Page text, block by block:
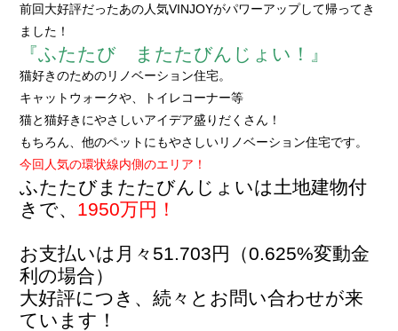
前回大好評だったあの人気VINJOYがパワーアップして帰ってき
ました！
『ふたたび またたびんじょい！』
猫好きのためのリノベーション住宅。
キャットウォークや、トイレコーナー等
猫と猫好きにやさしいアイデア盛りだくさん！
もちろん、他のペットにもやさしいリノベーション住宅です。
今回人気の環状線内側のエリア！
ふたたびまたたびんじょいは土地建物付
きで、 1950万円！
お支払いは月々51.703円（0.625%変動金
利の場合）
大好評につき、続々とお問い合わせが来
ています！